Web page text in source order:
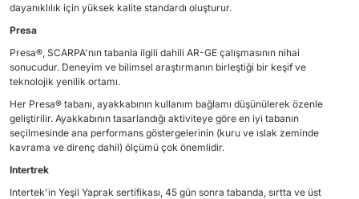
dayanıklılık için yüksek kalite standardı oluşturur.
Presa
Presa®, SCARPA'nın tabanla ilgili dahili AR-GE çalışmasının nihai
sonucudur. Deneyim ve bilimsel araştırmanın birleştiği bir keşif ve
teknolojik yenilik ortamı.
Her Presa® tabanı, ayakkabının kullanım bağlamı düşünülerek özenle
geliştirilir. Ayakkabının tasarlandığı aktiviteye göre en iyi tabanın
seçilmesinde ana performans göstergelerinin (kuru ve ıslak zeminde
kavrama ve direnç dahil) ölçümü çok önemlidir.
Intertrek
Intertek'in Yeşil Yaprak sertifikası, 45 gün sonra tabanda, sırtta ve üst